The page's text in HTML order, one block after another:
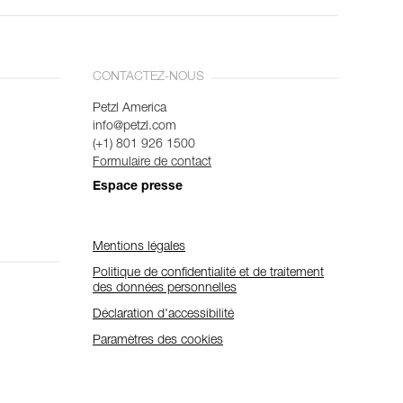
CONTACTEZ-NOUS
Petzl America
info@petzl.com
(+1) 801 926 1500
Formulaire de contact
Espace presse
Mentions légales
Politique de confidentialité et de traitement
des données personnelles
Déclaration d'accessibilité
Paramètres des cookies